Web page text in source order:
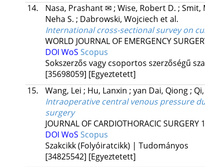
14.
Nasa, Prashant ✉; Wise, Robert D. ; Smit,
Neha S. ; Dabrowski, Wojciech et al.
International cross-sectional survey on
WORLD JOURNAL OF EMERGENCY
DOI WoS Scopus
Sokszerzős vagy csoportos szerzőségű
[35698059] [Egyeztetett]
15.
Wang, Lei ; Hu, Lanxin ; yan Dai, Qiong;
Intraoperative central venous pressure
surgery
JOURNAL OF CARDIOTHORACIC SURGERY
DOI WoS Scopus
Szakcikk (Folyóiratcikk) | Tudományos
[34825542] [Egyeztetett]